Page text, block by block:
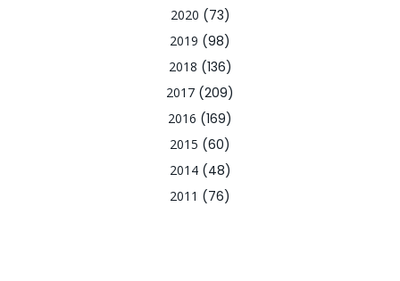
2020 (73)
2019 (98)
2018 (136)
2017 (209)
2016 (169)
2015 (60)
2014(48)
2011 (76)